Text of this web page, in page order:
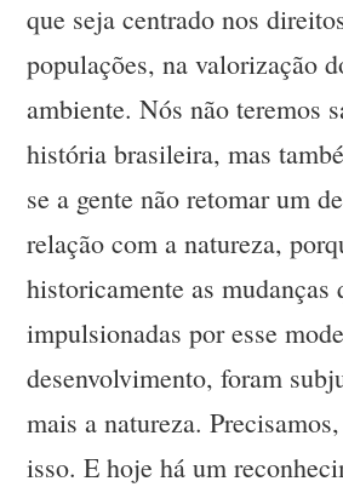
que seja centrado nos
populações, na valorização
ambiente. Nós não teremos
história brasileira, mas
se a gente não retomar um
relação com a natureza,
historicamente as mudanças
impulsionadas por esse
desenvolvimento, foram
mais a natureza.
isso. E hoje há um